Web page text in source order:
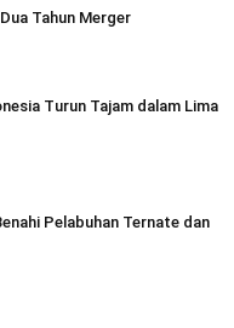
Tahun Merger
Turun Tajam dalam Lima
Pelabuhan Ternate dan